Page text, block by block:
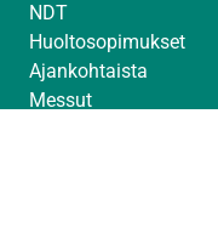
NDT
Huoltosopimukset
Ajankohtaista
Messut